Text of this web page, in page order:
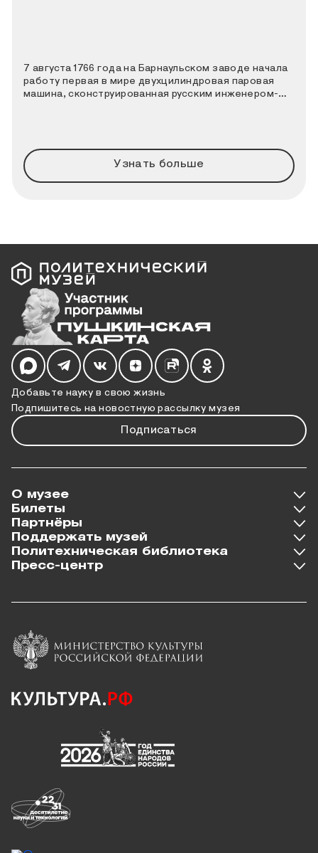
7 августа 1766 года на Барнаульском заводе начала
работу первая в мире двухцилиндровая паровая
машина, сконструированная русским инженером-
Узнать больше
Добавьте науку в свою жизнь
Подпишитесь на новостную рассылку музея
Подписаться
Мы в социальных сетях
О музее
Билеты
Партнёры
Поддержать музей
Политехническая библиотека
Пресс-центр